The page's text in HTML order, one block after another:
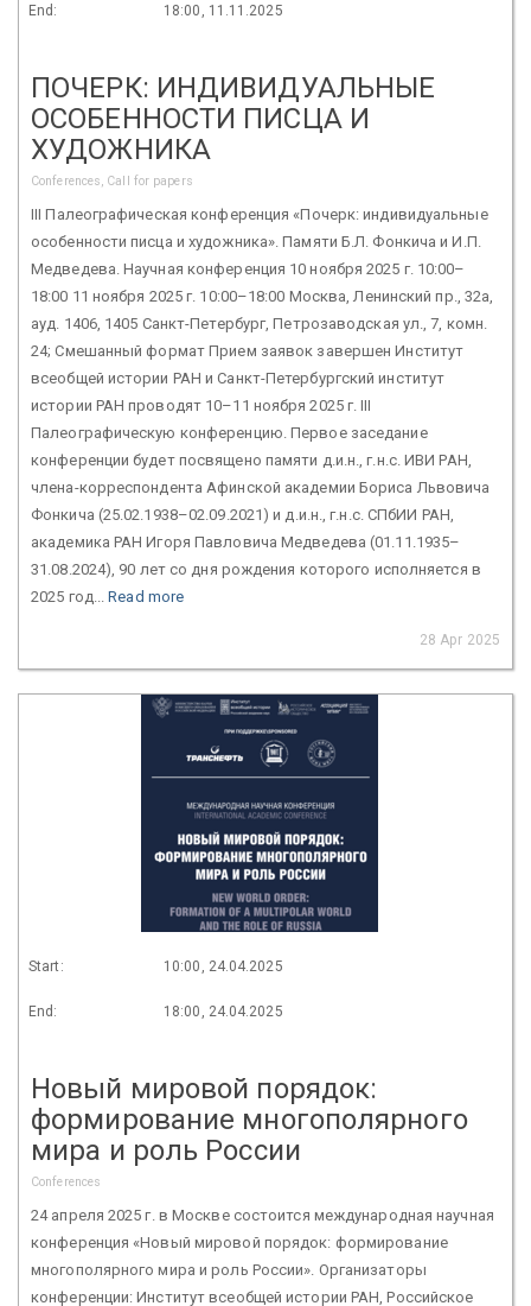
End: 18:00, 11.11.2025
ПОЧЕРК: ИНДИВИДУАЛЬНЫЕ
ОСОБЕННОСТИ ПИСЦА И
ХУДОЖНИКА
Conferences, Call for papers
III Палеографическая конференция «Почерк: индивидуальные
особенности писца и художника». Памяти Б.Л. Фонкича и И.П.
Медведева. Научная конференция 10 ноября 2025 г. 10:00–
18:00 11 ноября 2025 г. 10:00–18:00 Москва, Ленинский пр., 32а,
ауд. 1406, 1405 Санкт-Петербург, Петрозаводская ул., 7, комн.
24; Смешанный формат Прием заявок завершен Институт
всеобщей истории РАН и Санкт-Петербургский институт
истории РАН проводят 10–11 ноября 2025 г. III
Палеографическую конференцию. Первое заседание
конференции будет посвящено памяти д.и.н., г.н.с. ИВИ РАН,
члена-корреспондента Афинской академии Бориса Львовича
Фонкича (25.02.1938–02.09.2021) и д.и.н., г.н.с. СПбИИ РАН,
академика РАН Игоря Павловича Медведева (01.11.1935–
31.08.2024), 90 лет со дня рождения которого исполняется в
2025 год...Read more
28 Apr 2025
Start: 10:00, 24.04.2025
End: 18:00, 24.04.2025
Новый мировой порядок:
формирование многополярного
мира и роль России
Conferences
24 апреля 2025 г. в Москве состоится международная научная
конференция «Новый мировой порядок: формирование
многополярного мира и роль России». Организаторы
конференции: Институт всеобщей истории РАН, Российское